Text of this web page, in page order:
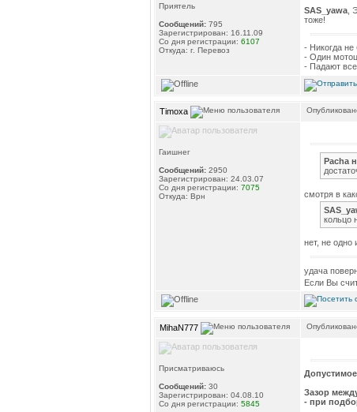
Приятель
Сообщений: 795
Зарегистрирован: 16.11.09
Со дня регистрации: 6107
Откуда: г. Перевоз
SAS_yawa ,
тоже!
- Никогда не
- Один
- Падают
Timoxa
Гаишнег
Сообщений: 2950
Зарегистрирован: 24.03.07
Со дня регистрации: 7075
Откуда: Врн
Pacha
смотря в
кольцо
нет, не одно
удача
Если Вы
MihaN777
Присматриваюсь
Сообщений: 30
Зарегистрирован: 04.08.10
Со дня регистрации: 5845
Зазор
- при